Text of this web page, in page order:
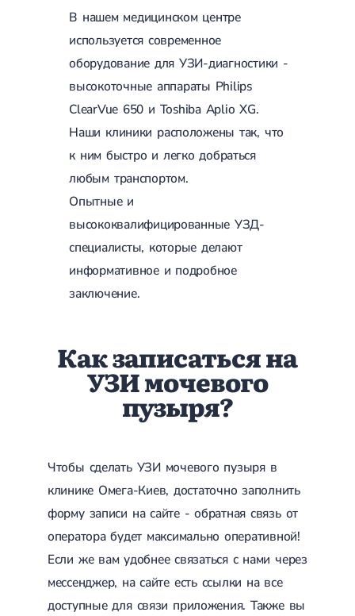
В нашем медицинском центре
используется современное
оборудование для УЗИ-диагностики -
высокоточные аппараты Philips
ClearVue 650 и Toshiba Aplio XG.
Наши клиники расположены так, что
к ним быстро и легко добраться
любым транспортом.
Опытные и
высококвалифицированные УЗД-
специалисты, которые делают
информативное и подробное
заключение.
Как записаться на
УЗИ мочевого
пузыря?
Чтобы сделать УЗИ мочевого пузыря в
клинике Омега-Киев, достаточно заполнить
форму записи на сайте - обратная связь от
оператора будет максимально оперативной!
Если же вам удобнее связаться с нами через
мессенджер, на сайте есть ссылки на все
доступные для связи приложения. Также вы